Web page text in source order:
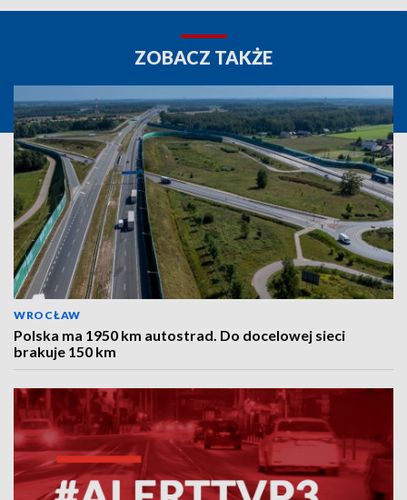
ZOBACZ TAKŻE
WROCŁAW
Polska ma 1950 km autostrad. Do docelowej sieci
brakuje 150 km